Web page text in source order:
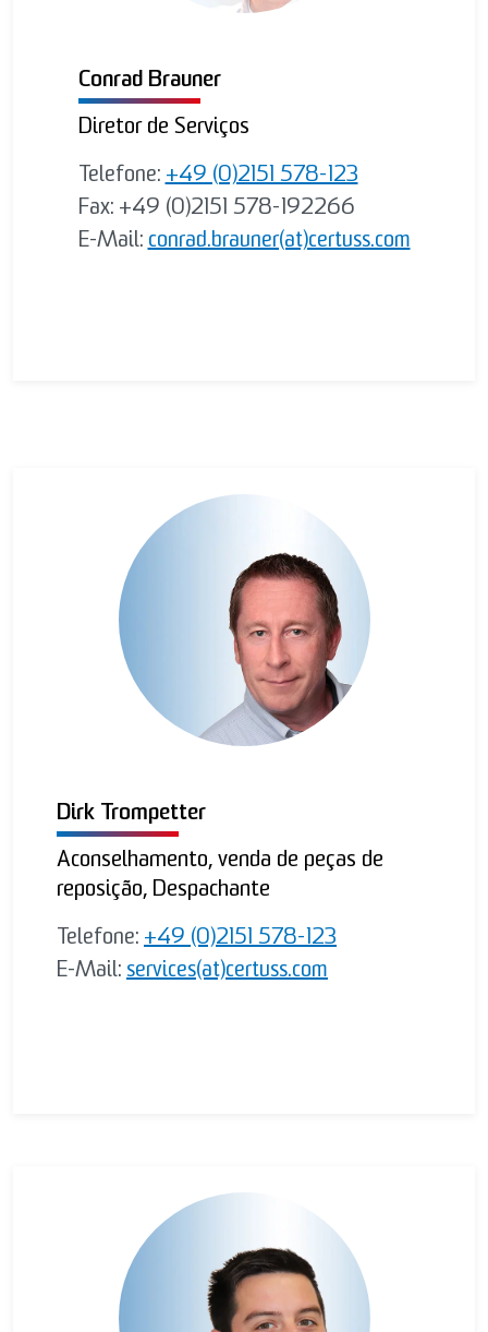
Diretor de Serviços
Conrad Brauner
Telefone: +49 (0)2151 578-123
Fax: +49 (0)2151 578-192266
E-Mail: conrad.brauner(at)certuss.com
Aconselhamento, venda de peças de
reposição, Despachante
Dirk Trompetter
Telefone: +49 (0)2151 578-123
E-Mail: services(at)certuss.com